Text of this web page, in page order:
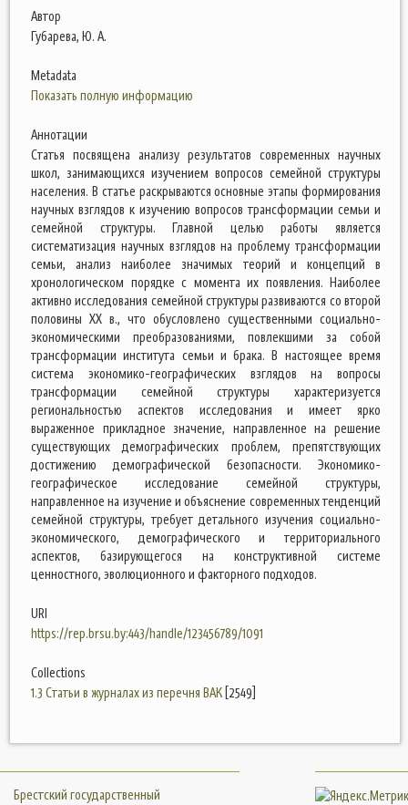
Автор
Губарева, Ю. А.
Metadata
Показать полную информацию
Аннотации
Статья посвящена анализу результатов современных научных
школ, занимающихся изучением вопросов семейной структуры
населения. В статье раскрываются основные этапы формирования
научных взглядов к изучению вопросов трансформации семьи и
семейной структуры. Главной целью работы является
систематизация научных взглядов на проблему трансформации
семьи, анализ наиболее значимых теорий и концепций в
хронологическом порядке с момента их появления. Наиболее
активно исследования семейной структуры развиваются со второй
половины ХХ в., что обусловлено существенными социально-
экономическими преобразованиями, повлекшими за собой
трансформации института семьи и брака. В настоящее время
система экономико-географических взглядов на вопросы
трансформации семейной структуры характеризуется
региональностью аспектов исследования и имеет ярко
выраженное прикладное значение, направленное на решение
существующих демографических проблем, препятствующих
достижению демографической безопасности. Экономико-
географическое исследование семейной структуры,
направленное на изучение и объяснение современных тенденций
семейной структуры, требует детального изучения социально-
экономического, демографического и территориального
аспектов, базирующегося на конструктивной системе
ценностного, эволюционного и факторного подходов.
URI
https://rep.brsu.by:443/handle/123456789/1091
Collections
1.3 Статьи в журналах из перечня ВАК [2549]
Брестский государственный